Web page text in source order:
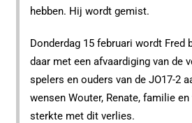
hebben. Hij wordt gemist.
Donderdag 15 februari wordt Fred
daar met een afvaardiging van de
spelers en ouders van de JO17-2
wensen Wouter, Renate, familie en
sterkte met dit verlies.